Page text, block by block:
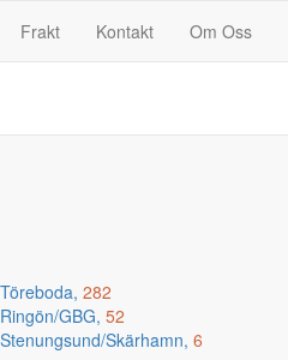
Frakt Kontakt Om Oss
Töreboda, 282
Ringön/GBG, 52
Stenungsund/Skärhamn, 6